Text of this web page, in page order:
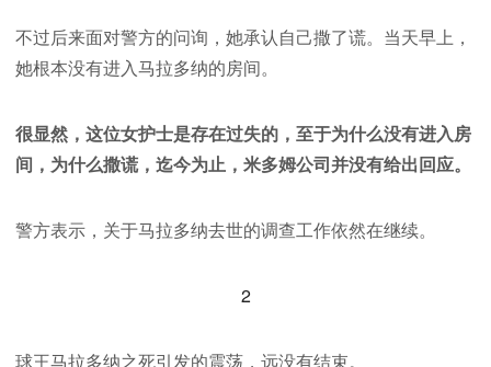
不过后来面对警方的问询，她承认自己撒了谎。当天早上，
她根本没有进入马拉多纳的房间。
很显然，这位女护士是存在过失的，至于为什么没有进入房
间，为什么撒谎，迄今为止，米多姆公司并没有给出回应。
警方表示，关于马拉多纳去世的调查工作依然在继续。
2
球王马拉多纳之死引发的震荡，远没有结束。